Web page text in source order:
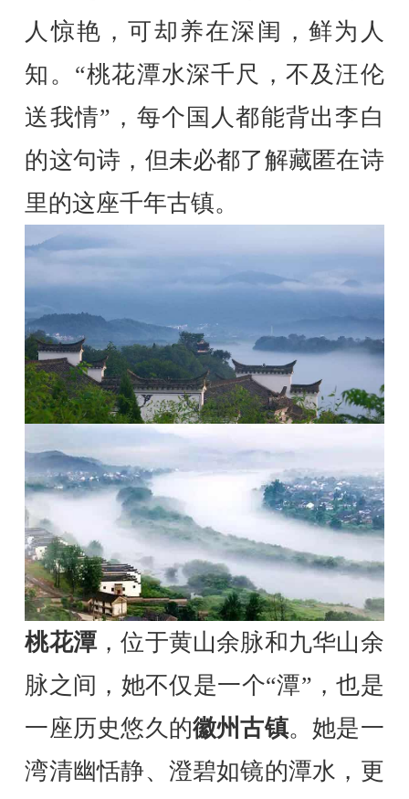
人惊艳，可却养在深闺，鲜为人
知。“桃花潭水深千尺，不及汪伦
送我情”，每个国人都能背出李白
的这句诗，但未必都了解藏匿在诗
里的这座千年古镇。
桃花潭，位于黄山余脉和九华山余
脉之间，她不仅是一个“潭”，也是
一座历史悠久的徽州古镇。她是一
湾清幽恬静、澄碧如镜的潭水，更